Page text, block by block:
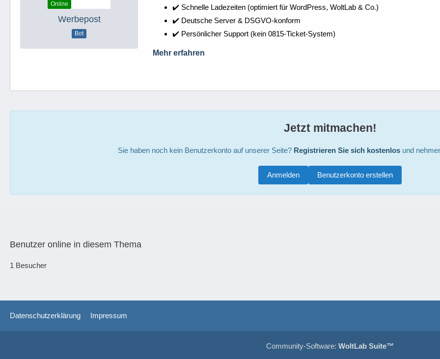
Online
Werbepost
Bot
✔️ Schnelle Ladezeiten (optimiert für WordPress, WoltLab & Co.)
✔️ Deutsche Server & DSGVO-konform
✔️ Persönlicher Support (kein 0815-Ticket-System)
Mehr erfahren
Jetzt mitmachen!
Sie haben noch kein Benutzerkonto auf unserer Seite? Registrieren Sie sich kostenlosund
Benutzerkonto erstellen
Anmelden
Benutzer online in diesem Thema
1 Besucher
Datenschutzerklärung Impressum
Community-Software: WoltLab Suite™